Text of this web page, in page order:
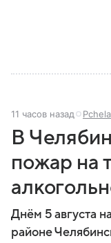
11 часов назад
В
пожар на
Днём 5 августа
районе